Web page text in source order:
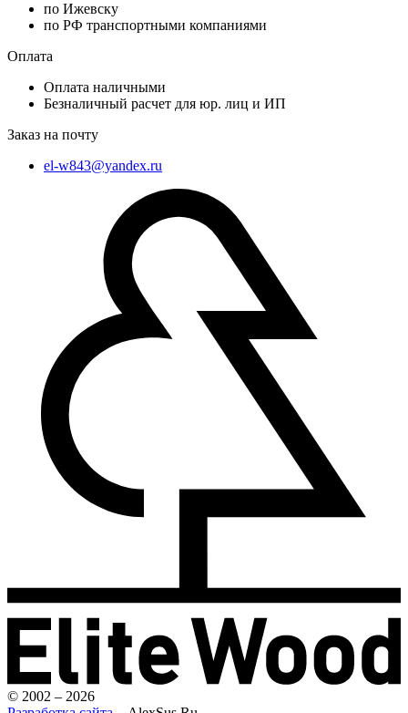
по Ижевску
по РФ транспортными компаниями
Оплата
Оплата наличными
Безналичный расчет для юр. лиц и ИП
Заказ на почту
el-w843@yandex.ru
© 2002 – 2026